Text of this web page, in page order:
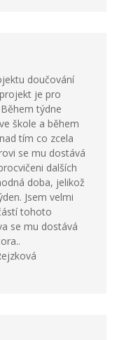
doučování
je pro
týdne
škole a během
tím co zcela
se mu dostává
dalších
doba, jelikož
Jsem velmi
tohoto
se mu dostává